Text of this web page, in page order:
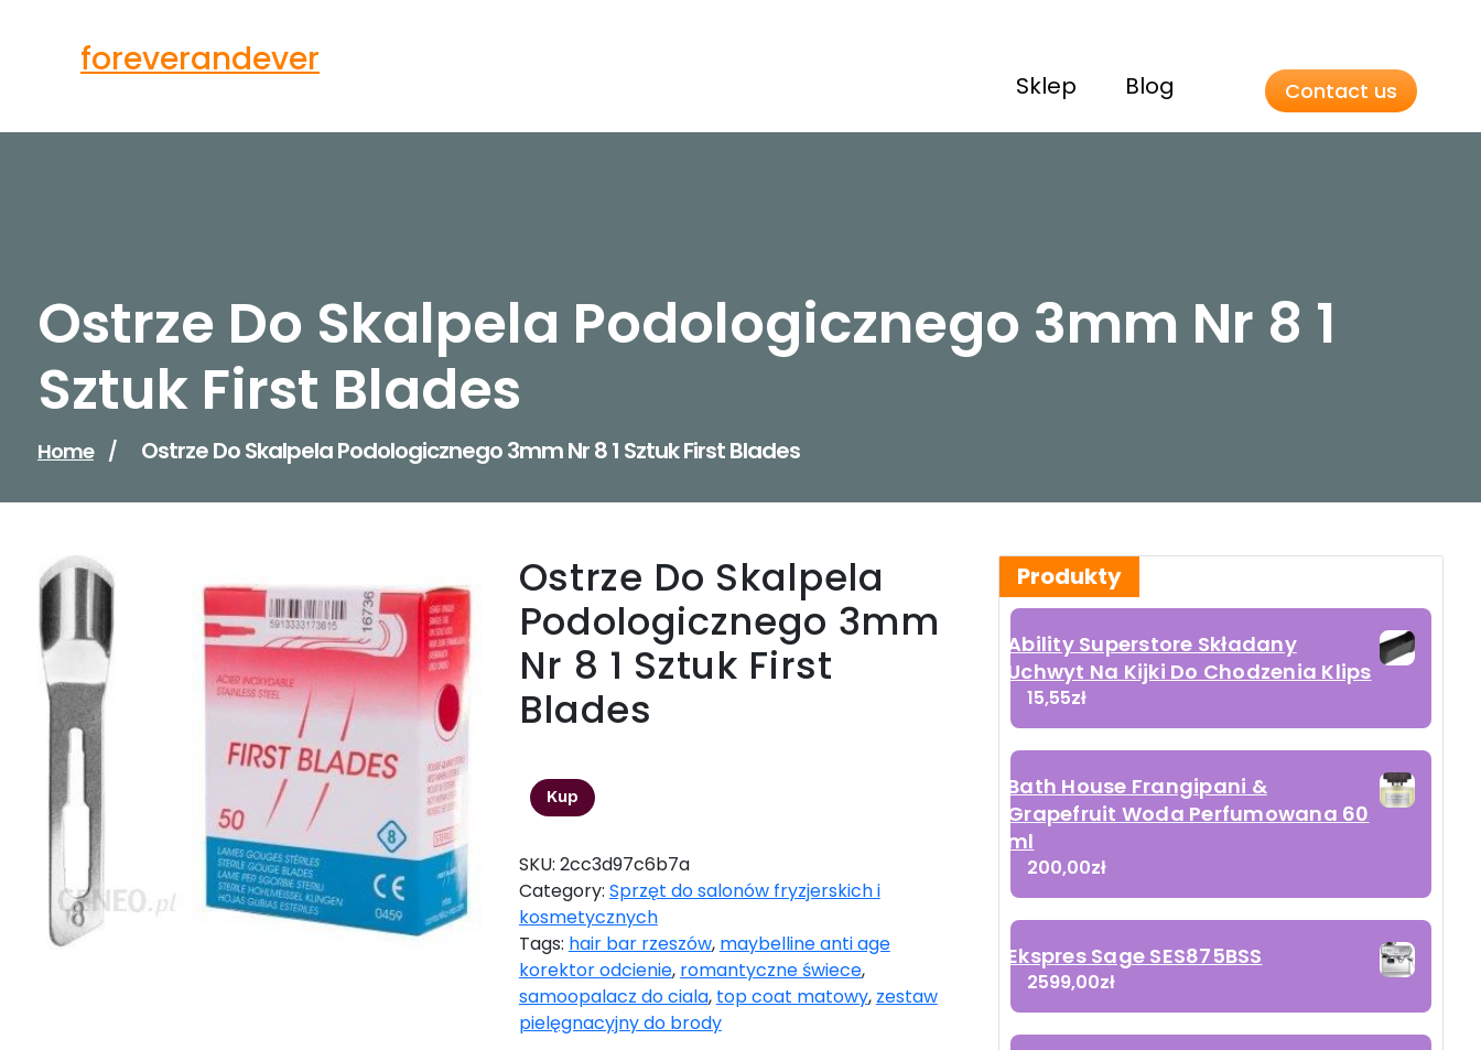
foreverandever
Sklep Blog Contact us
Ostrze Do Skalpela Podologicznego 3mm Nr 8 1
Sztuk First Blades
Home / Ostrze Do Skalpela Podologicznego 3mm Nr 8 1 Sztuk First Blades
Ostrze Do Skalpela
Podologicznego 3mm
Nr 8 1 Sztuk First
Blades
Kup
SKU: 2cc3d97c6b7a
Category: Sprzęt do salonów fryzjerskich i
kosmetycznych
Tags: hair bar rzeszów, maybelline anti age
korektor odcienie, romantyczne świece,
samoopalacz do ciala, top coat matowy, zestaw
pielęgnacyjny do brody
Produkty
Ability Superstore Składany
Uchwyt Na Kijki Do Chodzenia Klips
15,55zł
Bath House Frangipani &
Grapefruit Woda Perfumowana 60
ml
200,00zł
Ekspres Sage SES875BSS
2599,00zł